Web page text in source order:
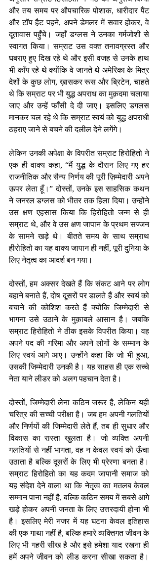
और तय समय पर औपचारिक पोशाक, धारीदार पैंट
और टॉप हैट पहने, अपने डेमलर में सवार होकर, वे
दूतावास पहुँचे। जहाँ डग्लस ने उनका गर्मजोशी से
स्वागत किया। सम्राट उस वक्त तनावग्रस्त और
घबराए हुए दिख रहे थे और इसी वजह से उनके हाथ
भी काँप रहे थे क्योंकि वे जानते थे अमेरिका के मित्र
देशों के कुछ लोग, ख़ासकर रूस और ब्रिटेन, चाहते
थे कि सम्राट पर भी युद्ध अपराध का मुक़दमा चलाया
जाए और उन्हें फाँसी दे दी जाए। इसलिए डगलस
मानकर चल रहे थे कि सम्राट स्वयं को युद्ध अपराधी
ठहराए जाने से बचने की दलील देने लगेंगे।
लेकिन उनकी अपेक्षा के विपरीत सम्राट हिरोहितो ने
एक ही वाक्य कहा, “मैं युद्ध के दौरान लिए गए हर
राजनीतिक और सैन्य निर्णय की पूरी ज़िम्मेदारी अपने
ऊपर लेता हूँ।” दोस्तों, उनके इस साहसिक कथन
ने जनरल डग्लस को भीतर तक हिला दिया। उन्होंने
उस क्षण एहसास किया कि हिरोहितो जन्म से ही
सम्राट थे, और वे उस क्षण जापान के प्रथम सज्जन
के सामने खड़े थे। बीतते समय के साथ सम्राथ
हीरोहितो का यह वाक्य जापान ही नहीं, पूरी दुनिया के
लिए नेतृत्व का आदर्श बन गया।
दोस्तों, हम अक्सर देखते हैं कि संकट आने पर लोग
बहाने बनाते हैं, दोष दूसरों पर डालते हैं और स्वयं को
बचाने की कोशिश करते हैं क्योंकि जिम्मेदारी से
भागना उसे उठाने के मुक़ाबले आसान है। जबकि
सम्राट हिरोहितो ने ठीक इसके विपरीत किया। वह
अपने पद की गरिमा और अपने लोगों के सम्मान के
लिए स्वयं आगे आए। उन्होंने कहा कि जो भी हुआ,
उसकी जिम्मेदारी उनकी है। यह साहस ही एक सच्चे
नेता याने लीडर को अलग पहचान देता है।
दोस्तों, जिम्मेदारी लेना कठिन जरूर है, लेकिन यही
चरित्र की सच्ची परीक्षा है। जब हम अपनी गलतियों
और निर्णयों की जिम्मेदारी लेते हैं, तब ही सुधार और
विकास का रास्ता खुलता है। जो व्यक्ति अपनी
गलतियों से नहीं भागता, वह न केवल स्वयं को ऊँचा
उठाता है बल्कि दूसरों के लिए भी प्रेरणा बनता है।
सम्राट हिरोहितो का यह कदम जापानी समाज को
यह संदेश देने वाला था कि नेतृत्व का मतलब केवल
सम्मान पाना नहीं है, बल्कि कठिन समय में सबसे आगे
खड़े होकर अपनी जनता के लिए उत्तरदायी होना भी
है। इसलिए मेरी नजर में यह घटना केवल इतिहास
की एक गाथा नहीं है, बल्कि हमारे व्यक्तिगत जीवन के
लिए भी गहरी सीख है और इसे हमेशा याद रखना ही
हमें अपने जीवन को लीड करना सीखा सकता है।